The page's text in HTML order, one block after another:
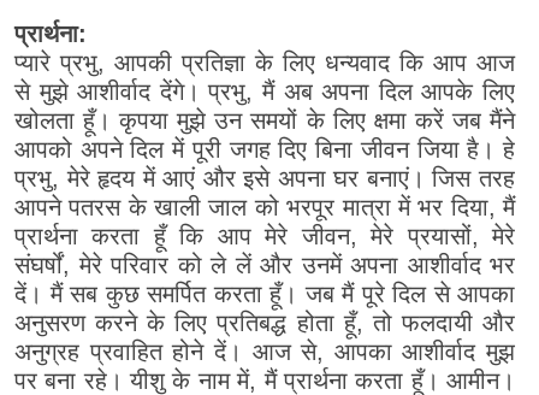
प्रार्थना:
प्यारे प्रभु, आपकी प्रतिज्ञा के लिए धन्यवाद कि आप आज
से मुझे आशीर्वाद देंगे। प्रभु, मैं अब अपना दिल आपके लिए
खोलता हूँ। कृपया मुझे उन समयों के लिए क्षमा करें जब मैंने
आपको अपने दिल में पूरी जगह दिए बिना जीवन जिया है। हे
प्रभु, मेरे हृदय में आएं और इसे अपना घर बनाएं। जिस तरह
आपने पतरस के खाली जाल को भरपूर मात्रा में भर दिया, मैं
प्रार्थना करता हूँ कि आप मेरे जीवन, मेरे प्रयासों, मेरे
संघर्षों, मेरे परिवार को ले लें और उनमें अपना आशीर्वाद भर
दें। मैं सब कुछ समर्पित करता हूँ। जब मैं पूरे दिल से आपका
अनुसरण करने के लिए प्रतिबद्ध होता हूँ, तो फलदायी और
अनुग्रह प्रवाहित होने दें। आज से, आपका आशीर्वाद मुझ
पर बना रहे। यीशु के नाम में, मैं प्रार्थना करता हूँ। आमीन।